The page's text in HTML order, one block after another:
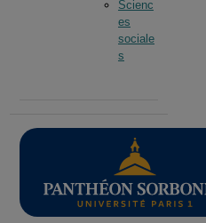
Scienc
es
sociale
s